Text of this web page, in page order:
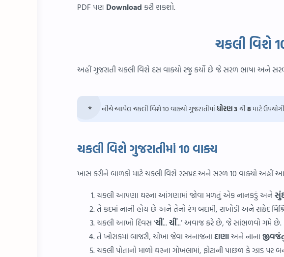
PDF પણ Download કરી શકશો.
ચકલી વિશે
અહીં ગુજરાતી ચકલી વિશે દસ વાક્યો રજુ કર્યો છે જે સરળ ભાષા અને
નીચે આપેલ ચકલી વિશે 10 વાક્યો ગુજરાતીમાં ધોરણ3 થી 8 માટે
ચકલી વિશે ગુજરાતીમાં 10 વાક્ય
ખાસ કરીને બાળકો માટે ચકલી વિશે રસપ્રદ અને સરળ 10 વાક્યો અહીં
ચકલી આપણા ઘરના આંગણામાં જોવા મળતું એક નાનકડું અને
તે કદમાં નાની હોય છે અને તેનો રંગ બદામી, રાખોડી અને સફેદ
ચકલી આખો દિવસ ‘ચીં...ચીં...’ અવાજ કરે છે, જે સાંભળવો ગમે છે.
તે ખોરાકમાં બાજરી, ચોખા જેવા અનાજના દાણાઅને નાના
ચકલી પોતાનો માળો ઘરના ગોખલામાં, ફોટાની પાછળ કે ઝાડ પર